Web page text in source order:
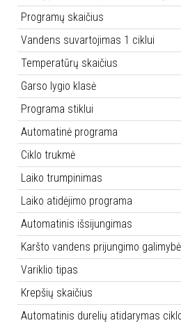
Programų skaičius
Vandens suvartojimas 1 ciklui
Temperatūrų skaičius
Garso lygio klasė
Programa stiklui
Automatinė programa
Ciklo trukmė
Laiko trumpinimas
Laiko atidėjimo programa
Automatinis išsijungimas
Karšto vandens prijungimo galimybė
Variklio tipas
Krepšių skaičius
Automatinis durelių atidarymas